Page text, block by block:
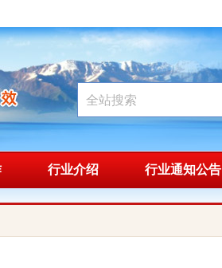
行业介绍 行业通知公告